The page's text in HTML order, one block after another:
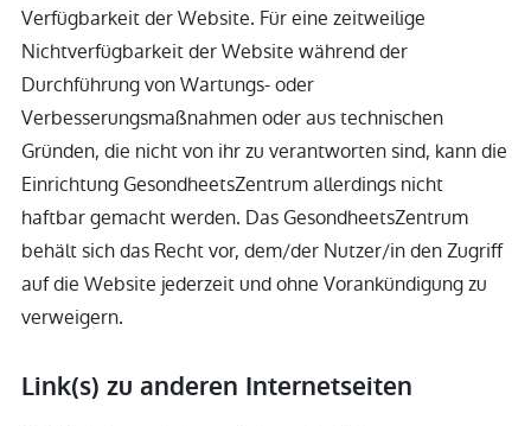
Verfügbarkeit der Website. Für eine zeitweilige
Nichtverfügbarkeit der Website während der
Durchführung von Wartungs- oder
Verbesserungsmaßnahmen oder aus technischen
Gründen, die nicht von ihr zu verantworten sind, kann die
Einrichtung GesondheetsZentrum allerdings nicht
haftbar gemacht werden. Das GesondheetsZentrum
behält sich das Recht vor, dem/der Nutzer/in den Zugriff
auf die Website jederzeit und ohne Vorankündigung zu
verweigern.
Link(s) zu anderen Internetseiten